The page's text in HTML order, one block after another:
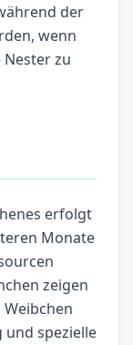
der
wenn
zu
erfolgt
Monate
zeigen
und spezielle